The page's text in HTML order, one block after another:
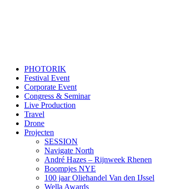
PHOTORIK
Festival Event
Corporate Event
Congress & Seminar
Live Production
Travel
Drone
Projecten
SESSION
Navigate North
André Hazes – Rijnweek Rhenen
Boompjes NYE
100 jaar Oliehandel Van den IJssel
Wella Awards